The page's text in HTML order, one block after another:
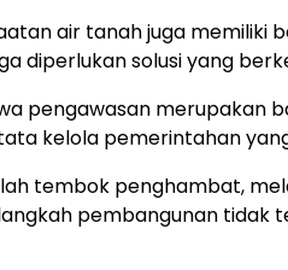
air tanah juga memiliki
diperlukan solusi yang
pengawasan merupakan
kelola pemerintahan
tembok penghambat,
pembangunan tidak